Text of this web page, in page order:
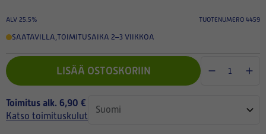
ALV 25.5% TUOTENUMERO 4459
SAATAVILLA,TOIMITUSAIKA 2–3 VIIKKOA
LISÄÄ OSTOSKORIIN
Toimitus alk. 6,90 €
Katso toimituskulut